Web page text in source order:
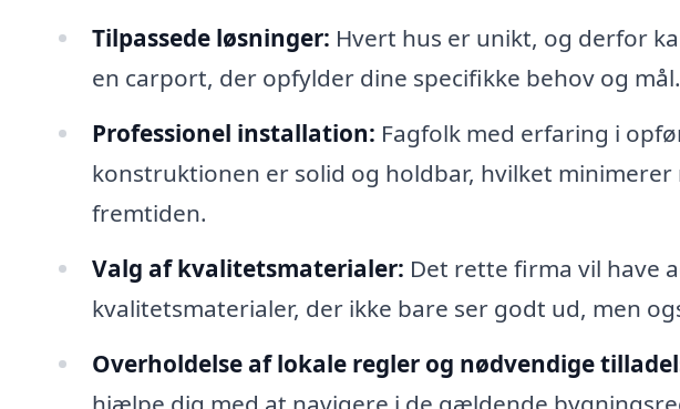
Tilpassede løsninger: Hvert hus er unikt, og derfor
en carport, der opfylder dine specifikke behov og mål.
Professionel installation: Fagfolk med erfaring i
konstruktionen er solid og holdbar, hvilket
fremtiden.
Valg af kvalitetsmaterialer: Det rette firma vil have
kvalitetsmaterialer, der ikke bare ser godt ud, men
Overholdelse af lokale regler og nødvendige